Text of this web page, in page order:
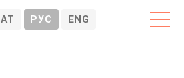
РУС ENG